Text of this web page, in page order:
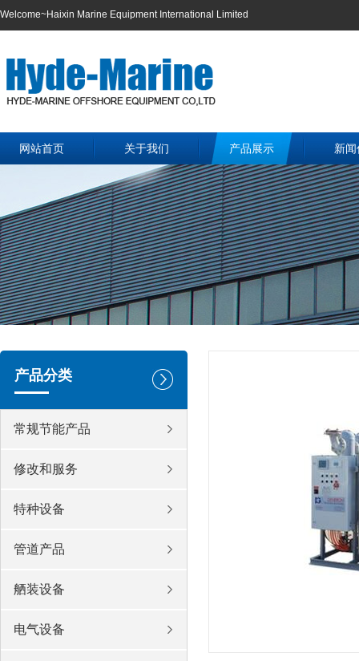
Welcome~Haixin Marine Equipment International Limited
网站首页 关于我们 产品展示 新
产品分类
常规节能产品
修改和服务
特种设备
管道产品
舾装设备
电气设备